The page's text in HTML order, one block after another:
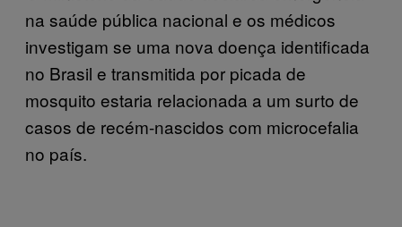
na saúde pública nacional e os médicos
investigam se uma nova doença identificada
no Brasil e transmitida por picada de
mosquito estaria relacionada a um surto de
casos de recém-nascidos com microcefalia
no país.